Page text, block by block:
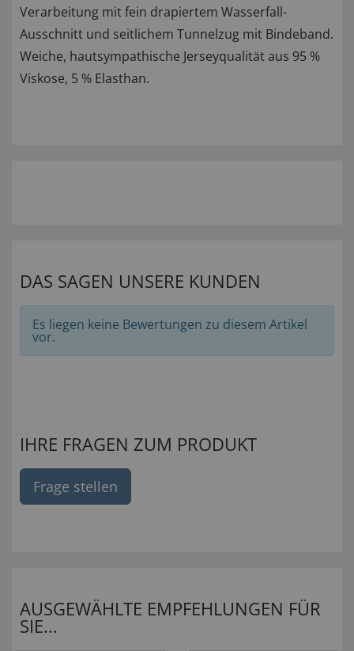
Verarbeitung mit fein drapiertem Wasserfall-
Ausschnitt und seitlichem Tunnelzug mit Bindeband.
Weiche, hautsympathische Jerseyqualität aus 95 %
Viskose, 5 % Elasthan.
DAS SAGEN UNSERE KUNDEN
Es liegen keine Bewertungen zu diesem Artikel
vor.
IHRE FRAGEN ZUM PRODUKT
Frage stellen
AUSGEWÄHLTE EMPFEHLUNGEN FÜR
SIE...